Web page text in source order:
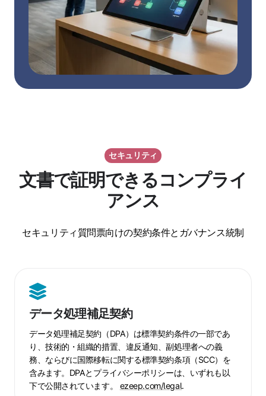
セキュリティ
文書で証明できるコンプライ
アンス
セキュリティ質問票向けの契約条件とガバナンス統制
データ処理補足契約
データ処理補足契約（DPA）は標準契約条件の一部であ
り、技術的・組織的措置、違反通知、副処理者への義
務、ならびに国際移転に関する標準契約条項（SCC）を
含みます。DPAとプライバシーポリシーは、いずれも以
下で公開されています。 ezeep.com/legal.
デ
ー
タ
処
理
補
足
契